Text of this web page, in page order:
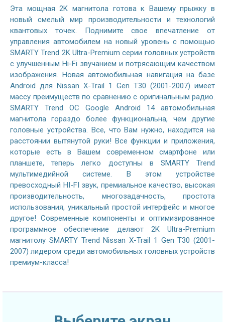
Эта мощная 2K магнитола готова к Вашему прыжку в
новый смелый мир производительности и технологий
квантовых точек. Поднимите свое впечатление от
управления автомобилем на новый уровень с помощью
SMARTY Trend 2K Ultra-Premium серии головных устройств
с улучшенным Hi-Fi звучанием и потрясающим качеством
изображения. Новая автомобильная навигация на базе
Android для Nissan X-Trail 1 Gen T30 (2001-2007) имеет
массу преимуществ по сравнению с оригинальным радио.
SMARTY Trend ОС Google Android 14 автомобильная
магнитола гораздо более функциональна, чем другие
головные устройства. Все, что Вам нужно, находится на
расстоянии вытянутой руки! Все функции и приложения,
которые есть в Вашем современном смартфоне или
планшете, теперь легко доступны в SMARTY Trend
мультимедийной системе. В этом устройстве
превосходный HI-FI звук, премиальное качество, высокая
производительность, многозадачность, простота
использования, уникальный простой интерфейс и многое
другое! Современные компоненты и оптимизированное
программное обеспечение делают 2K Ultra-Premium
магнитолу SMARTY Trend Nissan X-Trail 1 Gen T30 (2001-
2007) лидером среди автомобильных головных устройств
премиум-класса!